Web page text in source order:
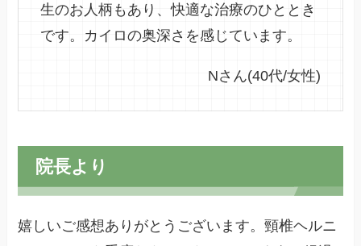
生のお人柄もあり、快適な治療のひととき
です。カイロの奥深さを感じています。
Nさん(40代/女性)
院長より
嬉しいご感想ありがとうございます。頸椎ヘルニ